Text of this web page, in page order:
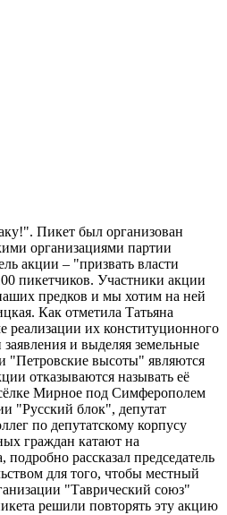
Пикет был организован
организациями партии
акции – "призвать власти
пикетчиков. Участники акции
предков и мы хотим на ней
Как отметила Татьяна
реализации их конституционного
и выделяя земельные
"Петровские высоты" являются
отказываются называть её
Мирное под Симферополем
"Русский блок", депутат
по депутатскому корпусу
граждан катают на
рассказал председатель
для того, чтобы местный
"Таврический союз"
решили повторять эту акцию